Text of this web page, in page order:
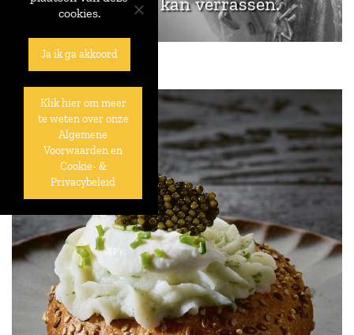
cookies.
Ja ik ga akkoord
Klik hier om meer
te weten over onze
Algemene
Voorwaarden en
Cookie- &
Privacybeleid